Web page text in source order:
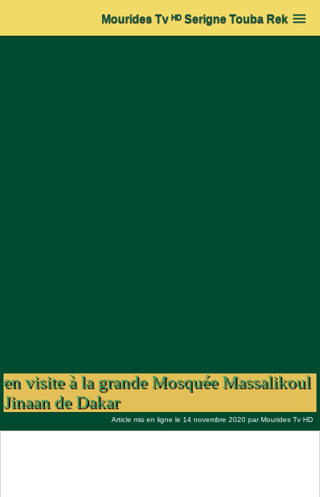
Mourides Tv ᴴᴰ Serigne Touba Rek
en visite à la grande Mosquée Massalikoul
Jinaan de Dakar
Article mis en ligne le 14 novembre 2020 par Mourides Tv HD